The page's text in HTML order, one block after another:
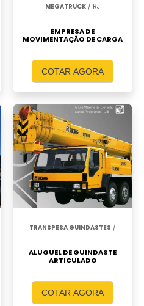
MEGATRUCK / RJ
EMPRESA DE
MOVIMENTAÇÃO DE CARGA
COTAR AGORA
TRANSPESA GUINDASTES /
ALUGUEL DE GUINDASTE
ARTICULADO
COTAR AGORA